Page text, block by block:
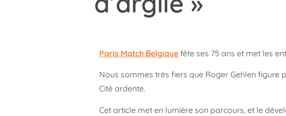
Paris Match Belgique fête ses 75 ans et met les
Nous sommes très fiers que Roger Gehlen figure
Cité ardente.
Cet article met en lumière son parcours, et le